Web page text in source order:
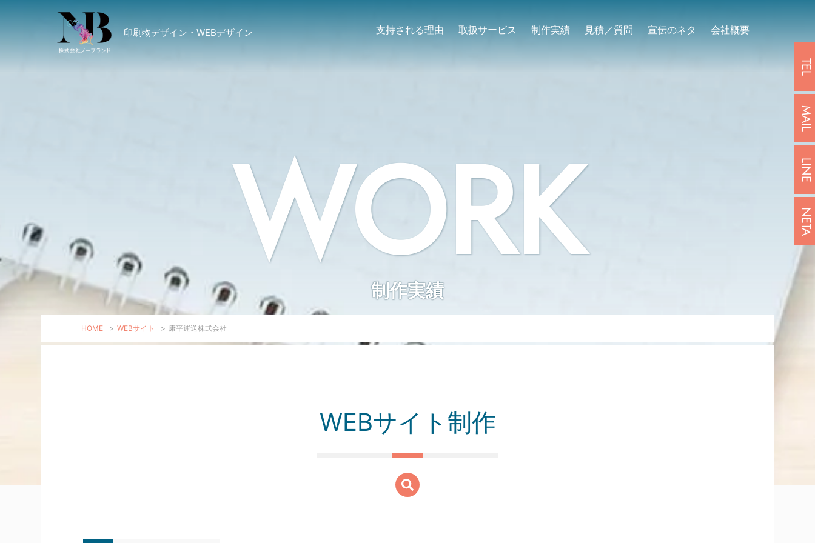
印刷物デザイン・WEBデザイン 支持される理由 取扱サービス 制作実績 見積／質問 宣伝のネタ 会社概要
WORK
制作実績
HOME > WEBサイト > 康平運送株式会社
WEBサイト制作
TEL
MAIL
LINE
NETA